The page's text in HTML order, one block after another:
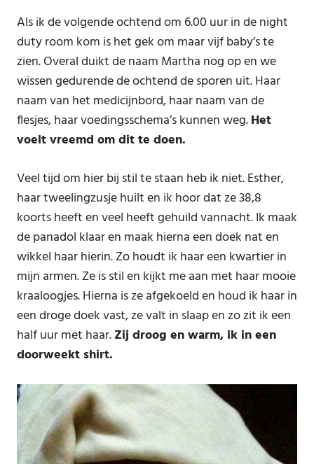
Als ik de volgende ochtend om 6.00 uur in de night
duty room kom is het gek om maar vijf baby’s te
zien. Overal duikt de naam Martha nog op en we
wissen gedurende de ochtend de sporen uit. Haar
naam van het medicijnbord, haar naam van de
flesjes, haar voedingsschema’s kunnen weg.Het
voelt vreemd om dit te doen.
Veel tijd om hier bij stil te staan heb ik niet. Esther,
haar tweelingzusje huilt en ik hoor dat ze 38,8
koorts heeft en veel heeft gehuild vannacht. Ik maak
de panadol klaar en maak hierna een doek nat en
wikkel haar hierin. Zo houdt ik haar een kwartier in
mijn armen. Ze is stil en kijkt me aan met haar mooie
kraaloogjes. Hierna is ze afgekoeld en houd ik haar in
een droge doek vast, ze valt in slaap en zo zit ik een
half uur met haar.Zij droog en warm, ik in een
doorweekt shirt.